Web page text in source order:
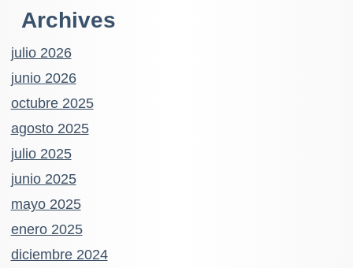
Archives
julio 2026
junio 2026
octubre 2025
agosto 2025
julio 2025
junio 2025
mayo 2025
enero 2025
diciembre 2024